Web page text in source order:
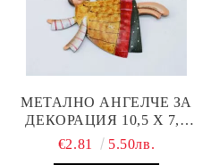
МЕТАЛНО АНГЕЛЧЕ ЗА
ДЕКОРАЦИЯ 10,5 Х 7,0
СМ, МОДЕЛ ТРИ
€2.81 5.50лв.